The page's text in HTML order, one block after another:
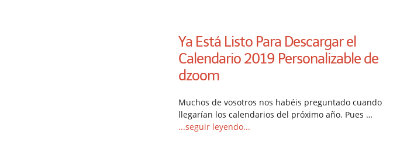
Ya Está Listo Para Descargar el
Calendario 2019 Personalizable de
dzoom
Muchos de vosotros nos habéis preguntado cuando
llegarían los calendarios del próximo año. Pues …
...seguir leyendo...